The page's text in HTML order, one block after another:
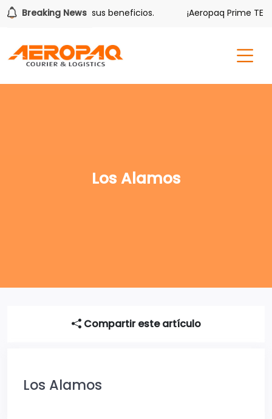
Breaking News
también tiene sus beneficios. ¡Aeropaq Prime TE DA
Los Alamos
Compartir este artículo
Los Alamos